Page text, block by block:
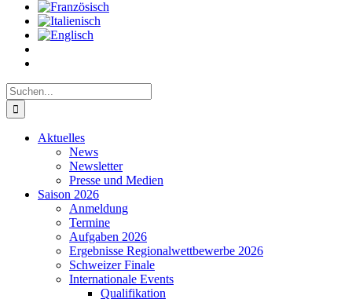
Suche
nach:
Aktuelles
News
Newsletter
Presse und Medien
Saison 2026
Anmeldung
Termine
Aufgaben 2026
Ergebnisse Regionalwettbewerbe 2026
Schweizer Finale
Internationale Events
Qualifikation